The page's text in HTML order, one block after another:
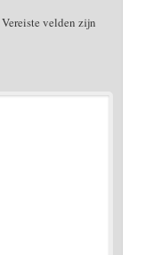
Vereiste velden zijn